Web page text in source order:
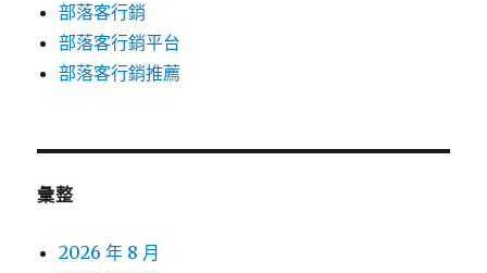
部落客行銷
部落客行銷平台
部落客行銷推薦
彙整
2026 年 8 月